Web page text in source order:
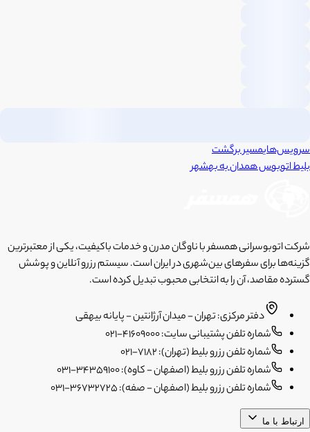
سرویس‌هایمسیر برگشت
بلیط اتوبوسهمدانبهبهشهر
شرکت اتوبوسرانی همسفر با ناوگان مدرن و خدمات باکیفیت، یکی از معتبرترین
گزینه‌ها برای سفرهای بین‌شهری در ایران است. سیستم رزرو آنلاین و پوشش
گسترده مقاصد، آن را به انتخابی محبوب تبدیل کرده است.
دفتر مرکزی: تهران - میدان آرژانتین - پایانه بیهقی
شماره تلفن پشتیبانی سایت: 41609000-021
شماره تلفن رزرو بلیط (تهران): 7182-021
شماره تلفن رزرو بلیط (اصفهان - کاوه): 34359100-031
شماره تلفن رزرو بلیط (اصفهان - صفه): 36732725-031
ارتباط با ما